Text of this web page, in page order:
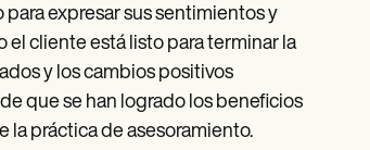
expresar sus sentimientos y
cliente está listo para terminar la
y los cambios positivos
que se han logrado los beneficios
la práctica de asesoramiento.